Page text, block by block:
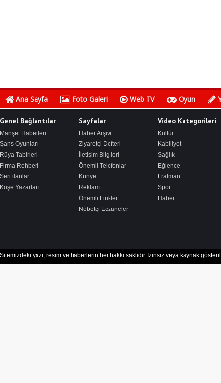
Ana Sayfa Foto Galeri Web TV Oyun
Genel Bağlantılar
Manşet Haberleri
Şans Oyunları
Rüya Tabirleri
Firma Rehberi
Seri ilanlar
Köşe Yazarları
Sayfalar
Haber Arşivi
Ziyaretçi Defteri
İletişim Bilgileri
Önemli Telefonlar
Künye
Reklam
Önemli Linkler
Nöbetçi Eczaneler
Video Kategorileri
Kültür
Kabiliyet
Sağlık
Eğlence
Frafman
Spor
Haber
Sitemizdeki yazı, resim ve haberlerin her hakkı saklıdır. İzinsiz veya kaynak